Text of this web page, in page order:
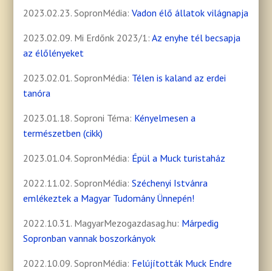
2023.02.23. SopronMédia:Vadon élő állatok világnapja
2023.02.09. Mi Erdőnk 2023/1:Az enyhe tél becsapja
az élőlényeket
2023.02.01. SopronMédia: Télen is kaland az erdei
tanóra
2023.01.18. Soproni Téma: Kényelmesen a
természetben (cikk)
2023.01.04. SopronMédia: Épül a Muck turistaház
2022.11.02. SopronMédia:Széchenyi Istvánra
emlékeztek a Magyar Tudomány Ünnepén!
2022.10.31. MagyarMezogazdasag.hu: Márpedig
Sopronban vannak boszorkányok
2022.10.09. SopronMédia: Felújították Muck Endre